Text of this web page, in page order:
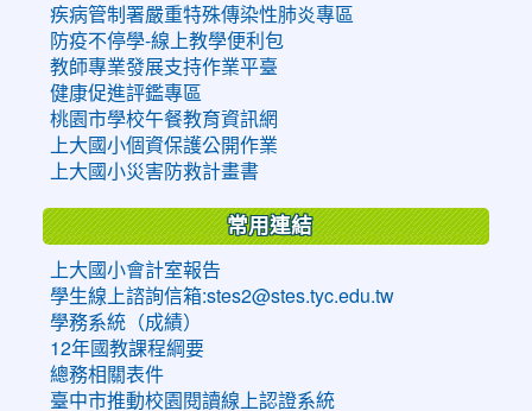
疾病管制署嚴重特殊傳染性肺炎專區
防疫不停學-線上教學便利包
教師專業發展支持作業平臺
健康促進評鑑專區
桃園市學校午餐教育資訊網
上大國小個資保護公開作業
上大國小災害防救計畫書
常用連結
上大國小會計室報告
學生線上諮詢信箱:stes2@stes.tyc.edu.tw
學務系統（成績）
12年國教課程綱要
總務相關表件
臺中市推動校園閱讀線上認證系統